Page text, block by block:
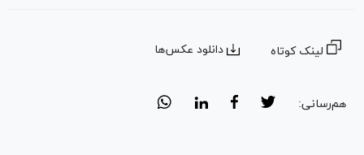
لینک کوتاه دانلود عکس‌ها
هم‌رسانی: